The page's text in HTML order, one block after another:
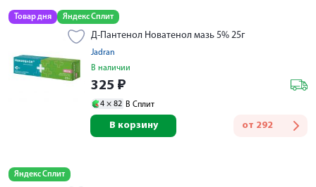
Товар дня Яндекс Сплит
Д-Пантенол Новатенол мазь 5% 25г
Jadran
В наличии
325 ₽
4 × 82 В Сплит
от 292
В корзину
Яндекс Сплит